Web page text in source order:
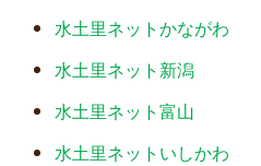
水土里ネットかながわ
水土里ネット新潟
水土里ネット富山
水土里ネットいしかわ